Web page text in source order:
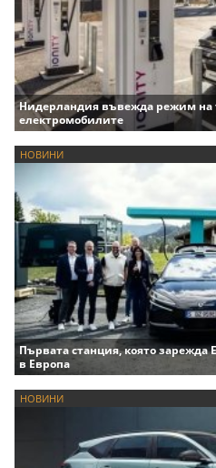
Нидерландия въвежда режим на
електромобилите
НОВИНИ
Първата станция, която зарежда
в Европа
НОВИНИ